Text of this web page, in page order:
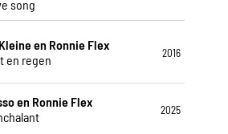
song
en Ronnie Flex
en regen
2016
en Ronnie Flex
2025